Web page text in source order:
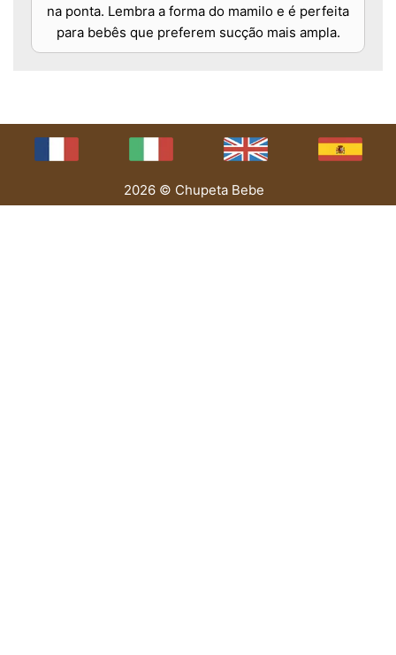
na ponta. Lembra a forma do mamilo e é perfeita
para bebês que preferem sucção mais ampla.
2026 © Chupeta Bebe